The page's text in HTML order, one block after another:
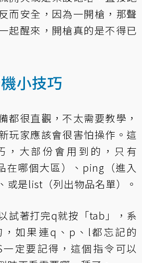
而安全，因為一開槍，那聲
起醒來，開槍真的是不得已
小技巧
都很直觀，不太需要教學，
玩家應該會很害怕操作。這
，大部份會用到的，只有
在哪個大區）、ping（進入
或是list（列出物品名單）。
試著打完q就按「tab」，系
，如果連q、p、l都忘記的
一定要記得，這個指令可以